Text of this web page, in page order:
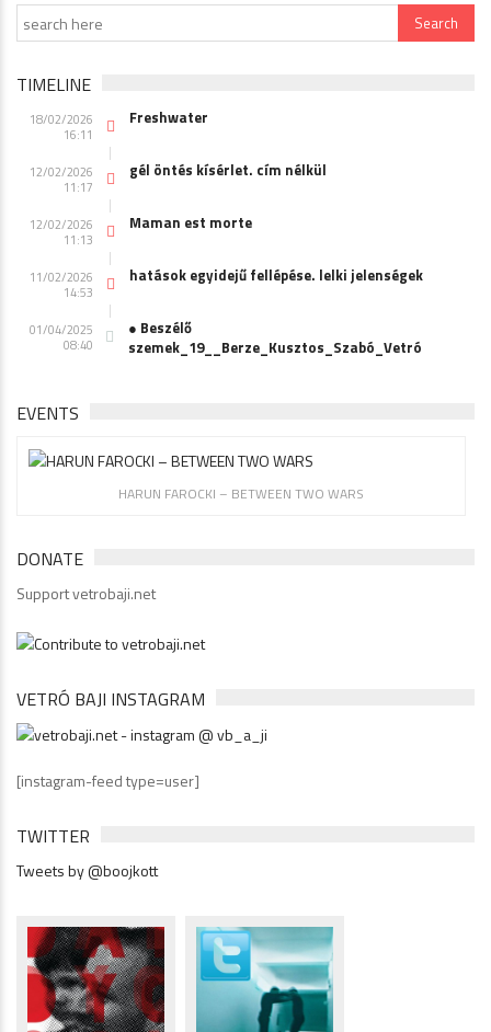
TIMELINE
18/02/2026
16:11
Freshwater
12/02/2026
11:17
gél öntés kísérlet. cím nélkül
12/02/2026
11:13
Maman est morte
11/02/2026
14:53
hatások egyidejű fellépése. lelki jelenségek
01/04/2025
08:40
● Beszélő
szemek_19__Berze_Kusztos_Szabó_Vetró
EVENTS
HARUN FAROCKI – BETWEEN TWO WARS
DONATE
Support vetrobaji.net
VETRÓ BAJI INSTAGRAM
[instagram-feed type=user]
TWITTER
Tweets by @boojkott